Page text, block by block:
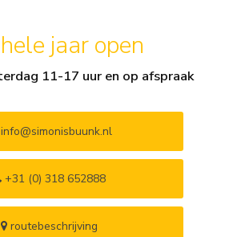
jaar open
11-17 uur en op afspraak
info@simonisbuunk.nl
+31 (0) 318 652888
routebeschrijving